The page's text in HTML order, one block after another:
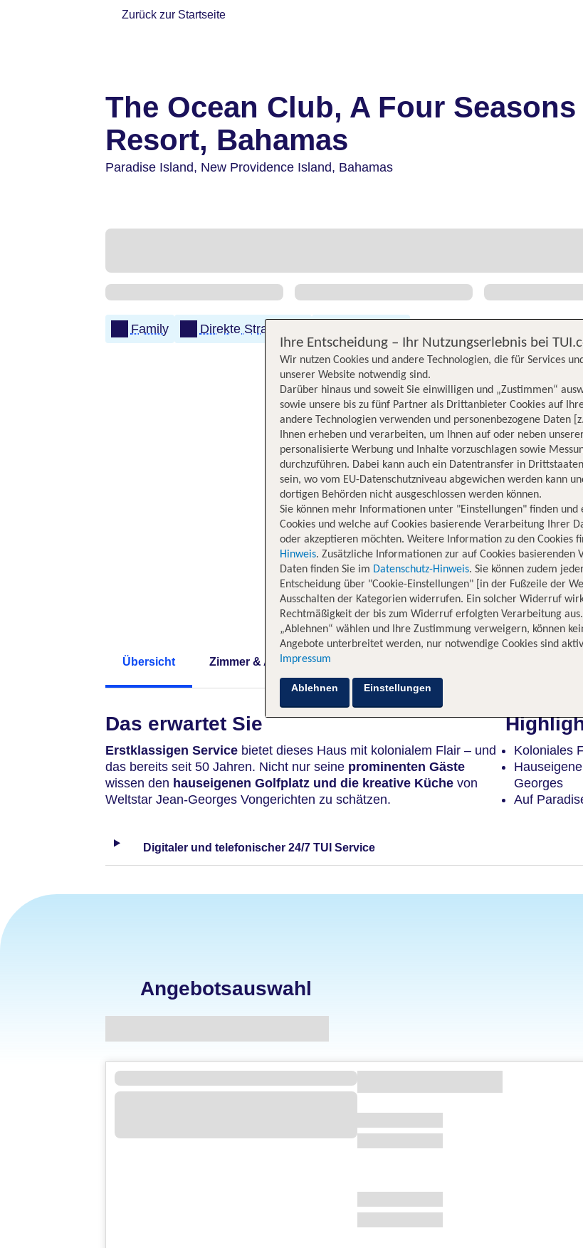
Zurück zur Startseite
The Ocean Club, A Four Seasons
Resort, Bahamas
Paradise Island, New Providence Island, Bahamas
Family Direkte Strandlage
Übersicht Zimmer & Angebote
Das erwartet Sie
Erstklassigen Service bietet dieses Haus mit kolonialem Flair – und
das bereits seit 50 Jahren. Nicht nur seine prominenten Gäste
wissen den hauseigenen Golfplatz und die kreative Küche von
Weltstar Jean-Georges Vongerichten zu schätzen.
Koloniales
Georges
Auf
Digitaler und telefonischer 24/7 TUI Service
Angebotsauswahl
Ihre Entscheidung – Ihr Nutzungserlebnis bei
Wir nutzen Cookies und andere Technologien, die für Services
unserer Website notwendig sind.
Darüber hinaus und soweit Sie einwilligen und „Zustimmen“
sowie unsere bis zu fünf Partner als Drittanbieter Cookies auf
andere Technologien verwenden und personenbezogene Daten
Ihnen erheben und verarbeiten, um Ihnen auf oder neben
personalisierte Werbung und Inhalte vorzuschlagen sowie
durchzuführen. Dabei kann auch ein Datentransfer in
sein, wo vom EU-Datenschutzniveau abgewichen werden kann
dortigen Behörden nicht ausgeschlossen werden können.
Sie können mehr Informationen unter "Einstellungen" finden und
Cookies und welche auf Cookies basierende Verarbeitung Ihrer
oder akzeptieren möchten. Weitere Information zu den Cookies
Hinweis. Zusätzliche Informationen zur auf Cookies basierenden
Daten finden Sie im Datenschutz-Hinweis. Sie können zudem
Entscheidung über "Cookie-Einstellungen" [in der Fußzeile der
Ausschalten der Kategorien widerrufen. Ein solcher Widerruf
Rechtmäßigkeit der bis zum Widerruf erfolgten Verarbeitung
„Ablehnen“ wählen und Ihre Zustimmung verweigern, können
Angebote unterbreitet werden, nur notwendige Cookies sind
Impressum
Ablehnen Einstellungen